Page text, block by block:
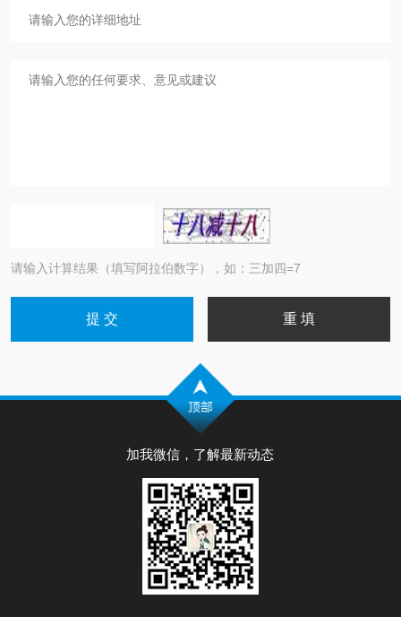
请输入计算结果（填写阿拉伯数字），如：三加四=7
加我微信，了解最新动态